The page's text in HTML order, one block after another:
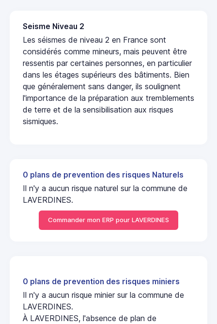
Seisme Niveau 2
Les séismes de niveau 2 en France sont
considérés comme mineurs, mais peuvent être
ressentis par certaines personnes, en particulier
dans les étages supérieurs des bâtiments. Bien
que généralement sans danger, ils soulignent
l'importance de la préparation aux tremblements
de terre et de la sensibilisation aux risques
sismiques.
0 plans de prevention des risques Naturels
Il n'y a aucun risque naturel sur la commune de
LAVERDINES.
Commander mon ERP pour LAVERDINES
0 plans de prevention des risques miniers
Il n'y a aucun risque minier sur la commune de
LAVERDINES.
À LAVERDINES, l'absence de plan de